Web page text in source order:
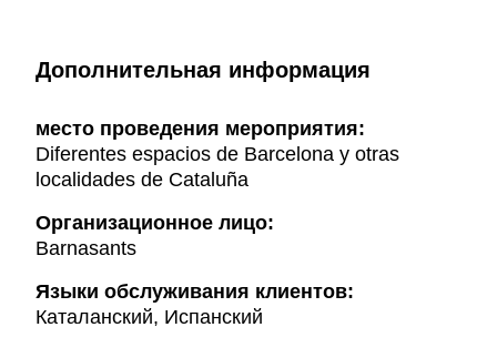
Дополнительная информация
место проведения мероприятия:
Diferentes espacios de Barcelona y otras
localidades de Cataluña
Организационное лицо:
Barnasants
Языки обслуживания клиентов:
Каталанский, Испанский